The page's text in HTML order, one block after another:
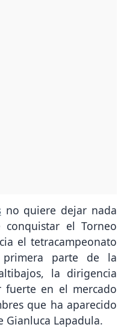
no quiere dejar nada
el Torneo
el tetracampeonato
parte de la
la dirigencia
fuerte en el mercado
que ha aparecido
Gianluca Lapadula.